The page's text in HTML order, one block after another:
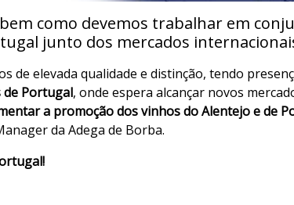
bem como devemos trabalhar em
junto dos mercados
de elevada qualidade e distinção, tendo
de Portugal, onde espera alcançar novos
a promoção dos vinhos do Alentejo e de
da Adega de Borba.